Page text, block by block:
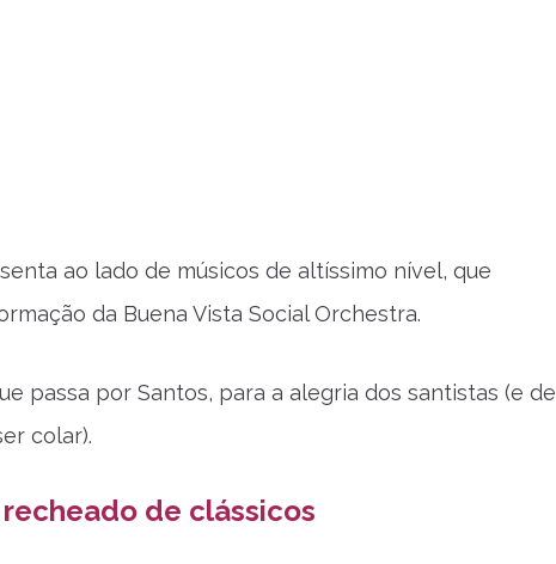
ao lado de músicos de altíssimo nível, que
da Buena Vista Social Orchestra.
passa por Santos, para a alegria dos santistas (e de
colar).
de clássicos